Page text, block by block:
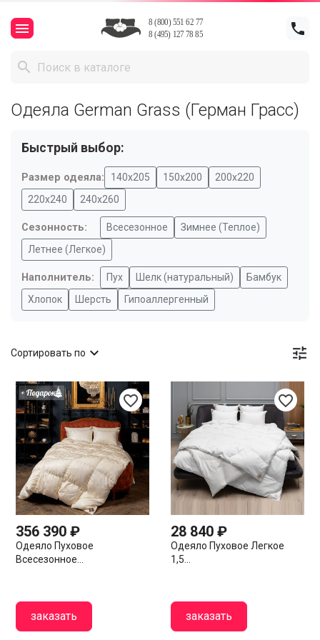
 

Одеяла German Grass (Герман Грасс)
Быстрый выбор:
Размер одеяла: 140х205 150х200
200х220
220х240
240x260
Сезонность: Всесезонное
Зимнее (Теплое)
Летнее (Легкое)
Наполнитель: Пух Шелк (натуральный)
Бамбук
Хлопок
Шерсть Гипоаллергенный

Сортировать по 
favorite_border
356 390 ₽
Одеяло Пуховое
Всесезонное...
заказать
favorite_border
28 840 ₽
Одеяло Пуховое Легкое
1,5...
заказать